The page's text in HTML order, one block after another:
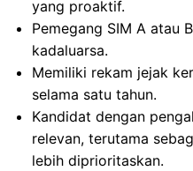
yang proaktif.
Pemegang SIM A atau
kadaluarsa.
Memiliki rekam jejak
selama satu tahun.
Kandidat dengan
relevan, terutama
lebih diprioritaskan.